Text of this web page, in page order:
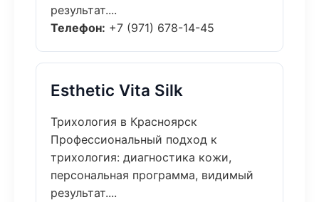
результат....
Телефон: +7 (971) 678-14-45
Esthetic Vita Silk
Трихология в Красноярск
Профессиональный подход к
трихология: диагностика кожи,
персональная программа, видимый
результат....